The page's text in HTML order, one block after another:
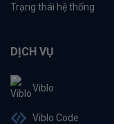
Trạng thái hệ thống
DỊCH VỤ
Viblo
Viblo Code